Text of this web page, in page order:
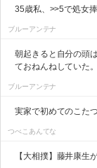
35歳私、>>5で処女
ブルーアンテナ
朝起きると自分の頭
ておねんねしていた。
ブルーアンテナ
実家で初めてのこた
つべこあんてな
【大相撲】藤井康生